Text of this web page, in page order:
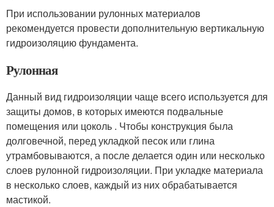
При использовании рулонных материалов
рекомендуется провести дополнительную вертикальную
гидроизоляцию фундамента.
Рулонная
Данный вид гидроизоляции чаще всего используется для
защиты домов, в которых имеются подвальные
помещения или цоколь . Чтобы конструкция была
долговечной, перед укладкой песок или глина
утрамбовываются, а после делается один или несколько
слоев рулонной гидроизоляции. При укладке материала
в несколько слоев, каждый из них обрабатывается
мастикой.